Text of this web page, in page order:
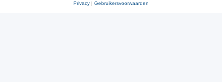
Privacy | Gebruikersvoorwaarden